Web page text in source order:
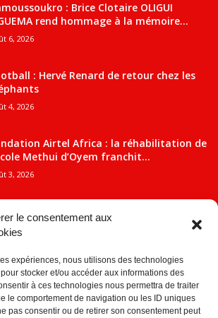
le consentement aux
expériences, nous utilisons des technologies
stocker et/ou accéder aux informations des
à ces technologies nous permettra de traiter
le comportement de navigation ou les ID uniques
pas consentir ou de retirer son consentement peut
: Brice Clotaire OLIGUI
rend hommage à la mémoire...
6, 2026
: Hervé Renard de retour chez les
4, 2026
Airtel Africa : la réhabilitation de
Methui d’Oyem franchit...
3, 2026
2091
1840